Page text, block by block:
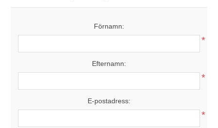
Förnamn:
*
Efternamn:
*
E-postadress:
*